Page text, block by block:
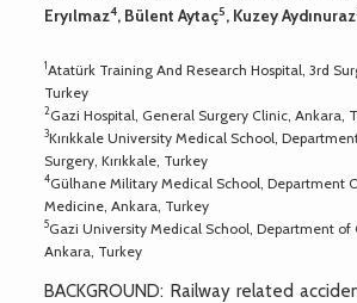
Eryılmaz4, Bülent Aytaç5, Kuzey Aydınuraz
1Atatürk Training And Research Hospital, 3rd
Turkey
2Gazi Hospital, General Surgery Clinic, Ankara,
3Kırıkkale University Medical School,
Surgery, Kırıkkale, Turkey
4Gülhane Military Medical School, Department
Medicine, Ankara, Turkey
5Gazi University Medical School, Department of
Ankara, Turkey
BACKGROUND: Railway related